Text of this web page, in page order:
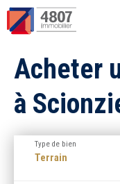
Vente
Location
Syndic
Acheter
à
Terrain
Type de bien